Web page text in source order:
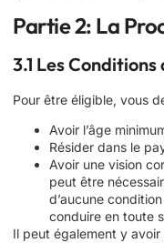
Partie 2: La
3.1 Les
Pour être éligible, vous
Avoir l’âge
Résider dans le
Avoir une vision
peut être
d’aucune
conduire en toute
Il peut également y